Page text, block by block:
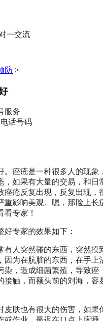
一交流
防 >
服务
话号码
痤疮是一种很多人的现象
，如果有大量的交易，和日
痤疮反复出现，反复出现，
重影响美观。嗯，那脸上长
专家！
专家的效果如下：
人突然碰的东西，突然摸
因为在肮脏的东西，在手上
染，造成细菌繁殖，导致痤
接触，而额头前的刘海，容
肤也有很大的伤害，如果